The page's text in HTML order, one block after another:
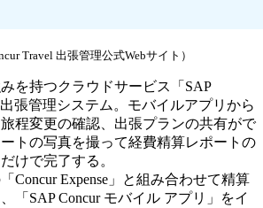
Travel 出張管理公式Webサイト）
を持つクラウドサービス「SAP
張管理システム。モバイルアプリから
程変更の確認、出張プランの共有がで
トの写真を撮って経費精算レポートの
けで完了する。
Concur Expense」と組み合わせて精算
「SAP Concur モバイル アプリ」をイ